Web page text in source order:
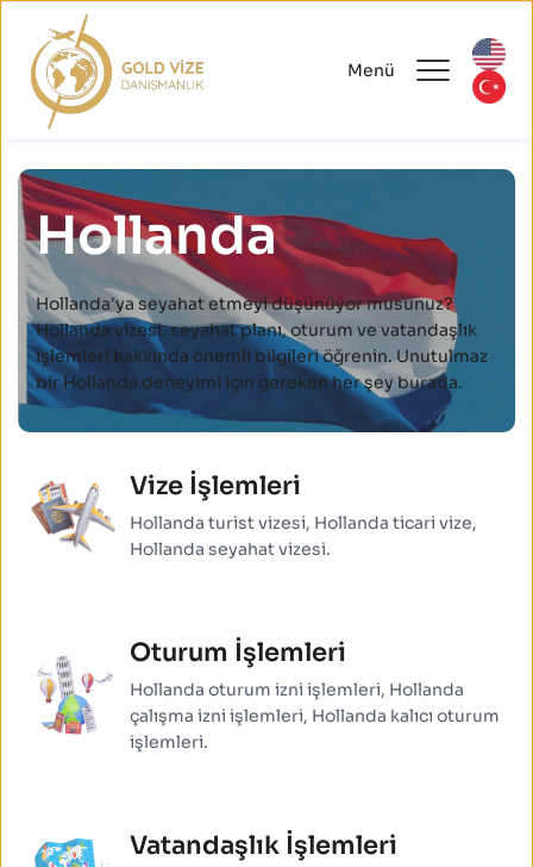
Menü
Hollanda
Hollanda'ya seyahat etmeyi düşünüyor musunuz?
Hollanda vizesi, seyahat planı, oturum ve vatandaşlık
işlemleri hakkında önemli bilgileri öğrenin. Unutulmaz
bir Hollanda deneyimi için gereken her şey burada.
Vize İşlemleri
Hollanda turist vizesi, Hollanda ticari vize,
Hollanda seyahat vizesi.
Oturum İşlemleri
Hollanda oturum izni işlemleri, Hollanda
çalışma izni işlemleri, Hollanda kalıcı oturum
işlemleri.
Vatandaşlık İşlemleri